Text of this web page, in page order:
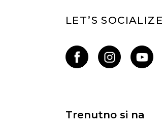
LET’S SOCIALIZE
Trenutno si na